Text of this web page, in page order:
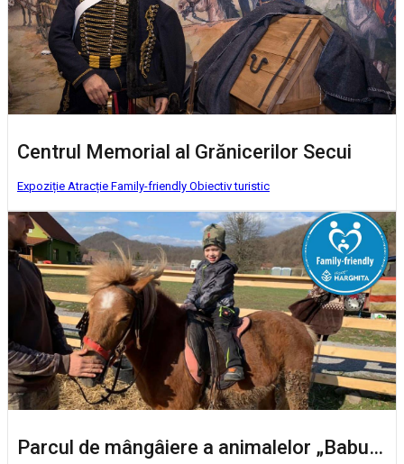
Centrul Memorial al Grănicerilor Secui
Expoziție Atracție Family-friendly Obiectiv turistic
Parcul de mângâiere a animalelor „Babusgató”